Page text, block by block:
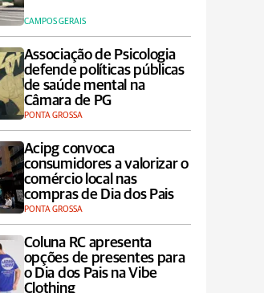
CAMPOS GERAIS
Associação de Psicologia
defende políticas públicas
de saúde mental na
Câmara de PG
PONTA GROSSA
Acipg convoca
consumidores a valorizar o
comércio local nas
compras de Dia dos Pais
PONTA GROSSA
Coluna RC apresenta
opções de presentes para
o Dia dos Pais na Vibe
Clothing